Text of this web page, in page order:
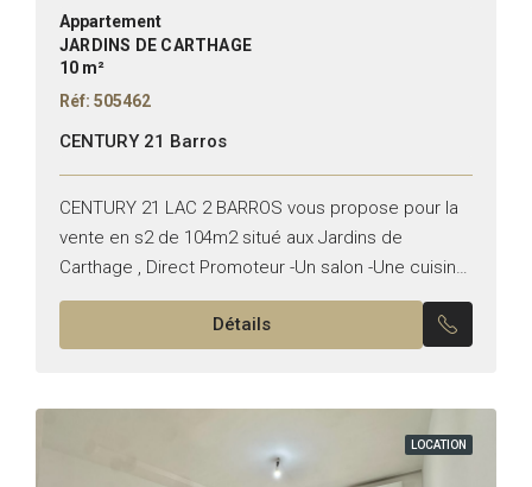
Appartement
JARDINS DE CARTHAGE
10 m²
Réf: 505462
CENTURY 21 Barros
CENTURY 21 LAC 2 BARROS vous propose pour la
vente en s2 de 104m2 situé aux Jardins de
Carthage , Direct Promoteur -Un salon -Une cuisine
équipée -Une suite parentale -Une chambre...
Détails
LOCATION